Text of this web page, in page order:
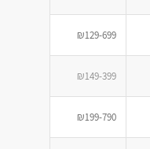
₪129-699
₪149-399
₪199-790